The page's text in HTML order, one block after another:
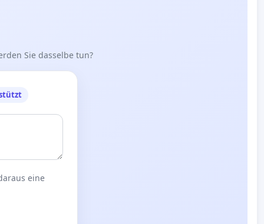
Sie dasselbe tun?
eine